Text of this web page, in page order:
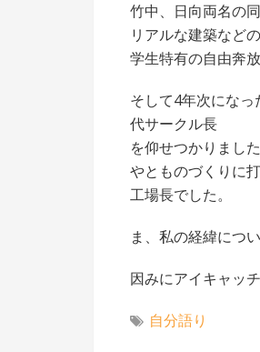
竹中、日向両名の
リアルな建築など
学生特有の自由奔
そして4年次にな
代サークル長
を仰せつかりまし
やとものづくりに
工場長でした。
ま、私の経緯につ
因みにアイキャッ
自分語り